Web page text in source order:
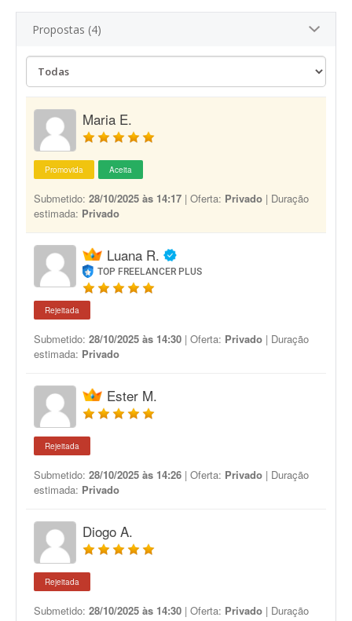
Propostas (4)
Maria E.
Promovida Aceita
Submetido: 28/10/2025 às 14:17 | Oferta: Privado | Duração
estimada: Privado
Luana R.
TOP FREELANCER PLUS
Rejeitada
Submetido: 28/10/2025 às 14:30 | Oferta: Privado | Duração
estimada: Privado
Ester M.
Rejeitada
Submetido: 28/10/2025 às 14:26 | Oferta: Privado | Duração
estimada: Privado
Diogo A.
Rejeitada
Submetido: 28/10/2025 às 14:30 | Oferta: Privado | Duração